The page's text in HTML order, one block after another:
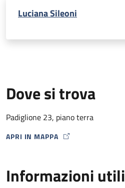
Luciana Sileoni
Dove si trova
Padiglione 23, piano terra
APRI IN MAPPA
MAP ICON
Informazioni utili